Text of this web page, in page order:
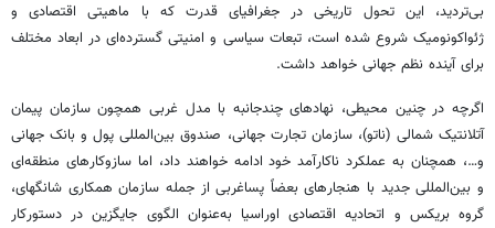
بی‌تردید، این تحول تاریخی در جغرافیای قدرت که با ماهیتی اقتصادی و
ژئواکونومیک شروع شده است، تبعات سیاسی و امنیتی گسترده‌ای در ابعاد مختلف
برای آینده نظم جهانی خواهد داشت.
اگرچه در چنین محیطی، نهادهای چندجانبه با مدل غربی همچون سازمان پیمان
آتلانتیک شمالی (ناتو)، سازمان تجارت جهانی، صندوق بین‌المللی پول و بانک جهانی
و…، همچنان به عملکرد ناکارآمد خود ادامه خواهند داد، اما سازوکارهای منطقه‌ای
و بین‌المللی جدید با هنجارهای بعضاً پساغربیاز جمله سازمان همکاری شانگهای،
گروه بریکس و اتحادیه اقتصادی اوراسیا به‌عنوان الگوی جایگزین در دستورکار